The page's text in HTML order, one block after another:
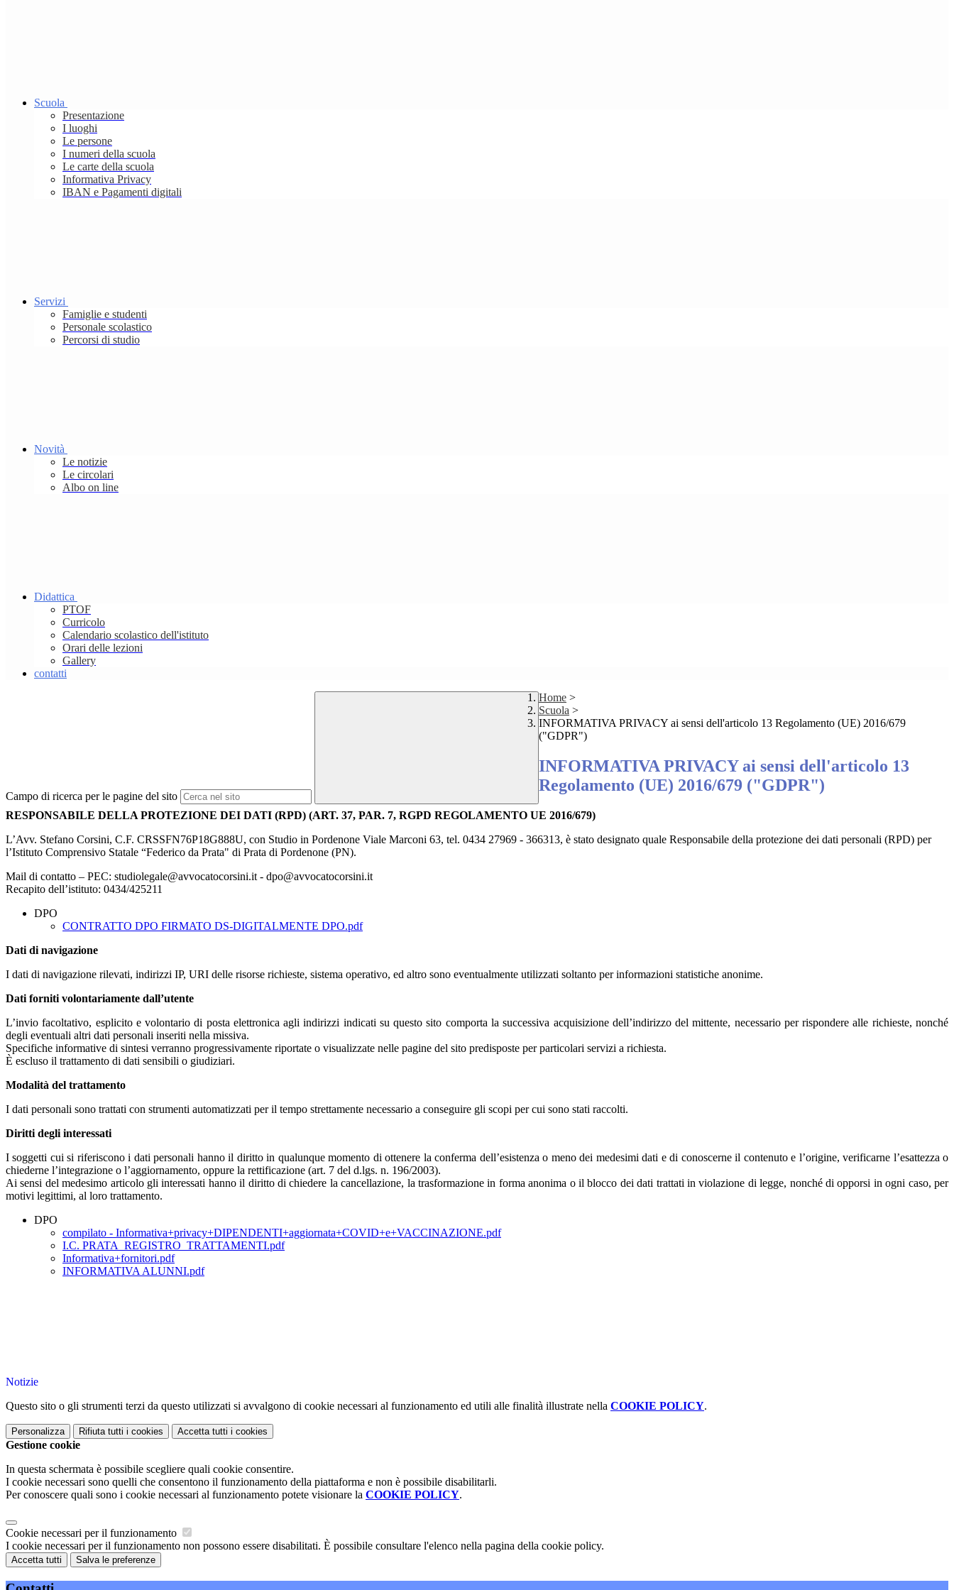
Scuola
Presentazione
I luoghi
Le persone
I numeri della scuola
Le carte della scuola
Informativa Privacy
IBAN e Pagamenti digitali
Servizi
Famiglie e studenti
Personale scolastico
Percorsi di studio
Novità
Le notizie
Le circolari
Albo on line
Didattica
PTOF
Curricolo
Calendario scolastico dell'istituto
Orari delle lezioni
Gallery
contatti
Campo di ricerca per le pagine del sito
Home >
Scuola >
INFORMATIVA PRIVACY ai sensi dell'articolo 13 Regolamento (UE) 2016/679
("GDPR")
INFORMATIVA PRIVACY ai sensi dell'articolo 13
Regolamento (UE) 2016/679 ("GDPR")
RESPONSABILE DELLA PROTEZIONE DEI DATI (RPD) (ART. 37, PAR. 7, RGPD REGOLAMENTO UE 2016/679)
L’Avv. Stefano Corsini, C.F. CRSSFN76P18G888U, con Studio in Pordenone Viale Marconi 63, tel. 0434 27969 - 366313, è stato designato quale Responsabile della protezione dei dati personali (RPD) per
l’Istituto Comprensivo Statale “Federico da Prata" di Prata di Pordenone (PN).
Mail di contatto – PEC: studiolegale@avvocatocorsini.it - dpo@avvocatocorsini.it
Recapito dell’istituto: 0434/425211
DPO
CONTRATTO DPO FIRMATO DS-DIGITALMENTE DPO.pdf
Dati di navigazione
I dati di navigazione rilevati, indirizzi IP, URI delle risorse richieste, sistema operativo, ed altro sono eventualmente utilizzati soltanto per informazioni statistiche anonime.
Dati forniti volontariamente dall’utente
L’invio facoltativo, esplicito e volontario di posta elettronica agli indirizzi indicati su questo sito comporta la successiva acquisizione dell’indirizzo del mittente, necessario per rispondere alle richieste, nonché
degli eventuali altri dati personali inseriti nella missiva.
Specifiche informative di sintesi verranno progressivamente riportate o visualizzate nelle pagine del sito predisposte per particolari servizi a richiesta.
È escluso il trattamento di dati sensibili o giudiziari.
Modalità del trattamento
I dati personali sono trattati con strumenti automatizzati per il tempo strettamente necessario a conseguire gli scopi per cui sono stati raccolti.
Diritti degli interessati
I soggetti cui si riferiscono i dati personali hanno il diritto in qualunque momento di ottenere la conferma dell’esistenza o meno dei medesimi dati e di conoscerne il contenuto e l’origine, verificarne l’esattezza o
chiederne l’integrazione o l’aggiornamento, oppure la rettificazione (art. 7 del d.lgs. n. 196/2003).
Ai sensi del medesimo articolo gli interessati hanno il diritto di chiedere la cancellazione, la trasformazione in forma anonima o il blocco dei dati trattati in violazione di legge, nonché di opporsi in ogni caso, per
motivi legittimi, al loro trattamento.
DPO
compilato - Informativa+privacy+DIPENDENTI+aggiornata+COVID+e+VACCINAZIONE.pdf
I.C. PRATA_REGISTRO_TRATTAMENTI.pdf
Informativa+fornitori.pdf
INFORMATIVA ALUNNI.pdf
Notizie
Questo sito o gli strumenti terzi da questo utilizzati si avvalgono di cookie necessari al funzionamento ed utili alle finalità illustrate nella COOKIE POLICY.
Personalizza Rifiuta tutti i cookies Accetta tutti i cookies
Gestione cookie
In questa schermata è possibile scegliere quali cookie consentire.
I cookie necessari sono quelli che consentono il funzionamento della piattaforma e non è possibile disabilitarli.
Per conoscere quali sono i cookie necessari al funzionamento potete visionare la COOKIE POLICY.
Cookie necessari per il funzionamento
I cookie necessari per il funzionamento non possono essere disabilitati. È possibile consultare l'elenco nella pagina della cookie policy.
Accetta tutti Salva le preferenze